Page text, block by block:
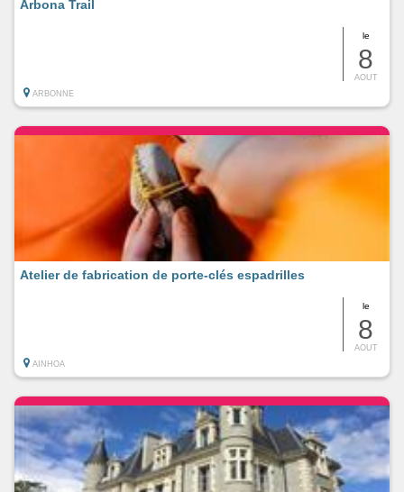
le
8
AOUT
Arbona Trail
ARBONNE
le
8
AOUT
Atelier de fabrication de porte-clés espadrilles
AINHOA